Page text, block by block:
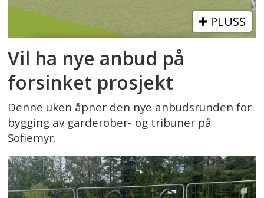
PLUSS
Vil ha nye anbud på
forsinket prosjekt
Denne uken åpner den nye anbudsrunden for
bygging av garderober- og tribuner på
Sofiemyr.